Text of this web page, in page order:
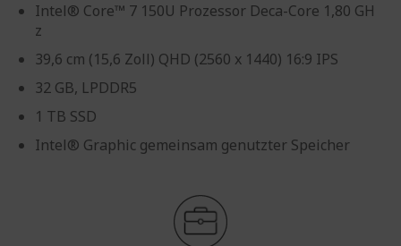
Intel® Core™ 7 150U Prozessor Deca-Core 1,80 GH
z
39,6 cm (15,6 Zoll) QHD (2560 x 1440) 16:9 IPS
32 GB, LPDDR5
1 TB SSD
Intel® Graphic gemeinsam genutzter Speicher